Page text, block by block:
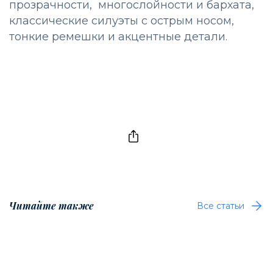
прозрачности, многослойности и бархата,
классические силуэты с острым носом,
тонкие ремешки и акцентные детали.
Читайте также Все статьи